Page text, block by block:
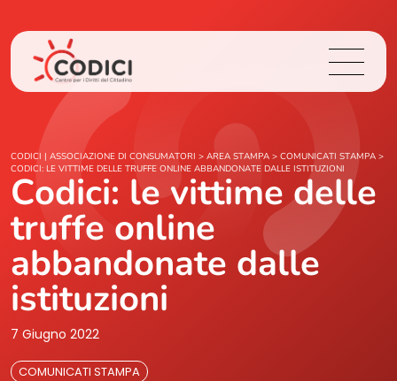
Chi Siamo
Cosa Facciamo
Area Stampa
Contatti
CODICI | ASSOCIAZIONE DI CONSUMATORI > AREA STAMPA > COMUNICATI STAMPA >
CODICI: LE VITTIME DELLE TRUFFE ONLINE ABBANDONATE DALLE ISTITUZIONI
Codici: le vittime delle
truffe online
abbandonate dalle
istituzioni
7 Giugno 2022
COMUNICATI STAMPA